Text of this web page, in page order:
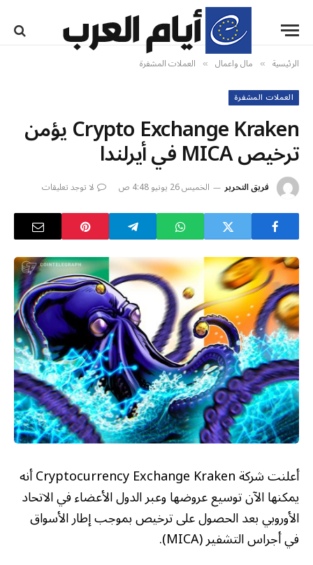
الرئيسية » مال واعمال » العملات المشفرة
العملات المشفرة
Crypto Exchange Kraken يؤمن
ترخيص MICA في أيرلندا
فريق التحرير الخميس 26 يونيو 4:48 ص لا توجد تعليقات
أعلنت شركة Cryptocurrency Exchange Kraken أنه
يمكنها الآن توسيع عروضها وعبر الدول الأعضاء في الاتحاد
الأوروبي بعد الحصول على ترخيص بموجب إطار الأسواق
في أجراس التشفير (MICA).